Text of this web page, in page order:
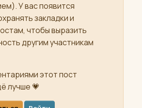
У вас появится
закладки и
чтобы выразить
другим участникам
этот пост
лучше 💗